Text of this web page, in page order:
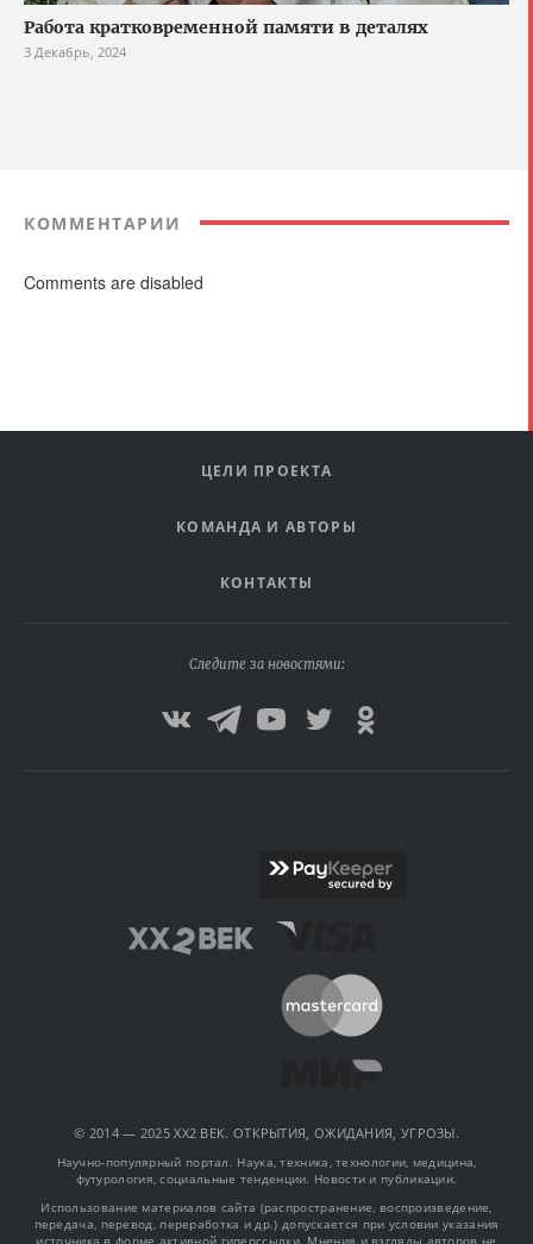
Работа кратковременной памяти в деталях
3 Декабрь, 2024
КОММЕНТАРИИ
Comments are disabled
ЦЕЛИ ПРОЕКТА
КОМАНДА И АВТОРЫ
КОНТАКТЫ
Следите за новостями:
© 2014 — 2025 XX2 ВЕК. ОТКРЫТИЯ, ОЖИДАНИЯ, УГРОЗЫ.
Научно-популярный портал. Наука, техника, технологии, медицина,
футурология, социальные тенденции. Новости и публикации.
Использование материалов сайта (распространение, воспроизведение,
передача, перевод, переработка и др.) допускается при условии указания
источника в форме активной гиперссылки. Мнения и взгляды авторов не